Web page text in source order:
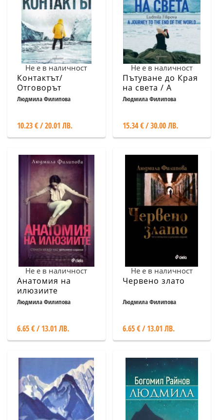
Не е в наличност
Контактът/
Отговорът
Людмила Филипова
10.23 € / 20.01 ЛВ.
Не е в наличност
Пътуване до Края
на света / A
Journey to the End
Людмила Филипова
15.34 € / 30.00 ЛВ.
Не е в наличност
Анатомия на
илюзиите
Людмила Филипова
6.65 € / 13.01 ЛВ.
Не е в наличност
Червено злато
Людмила Филипова
6.65 € / 13.01 ЛВ.